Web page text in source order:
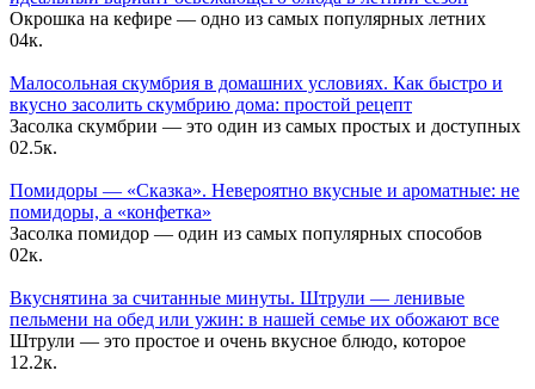
Окрошка на кефире — одно из самых популярных летних
04к.
Малосольная скумбрия в домашних условиях. Как быстро и
вкусно засолить скумбрию дома: простой рецепт
Засолка скумбрии — это один из самых простых и доступных
02.5к.
Помидоры — «Сказка». Невероятно вкусные и ароматные: не
помидоры, а «конфетка»
Засолка помидор — один из самых популярных способов
02к.
Вкуснятина за считанные минуты. Штрули — ленивые
пельмени на обед или ужин: в нашей семье их обожают все
Штрули — это простое и очень вкусное блюдо, которое
12.2к.